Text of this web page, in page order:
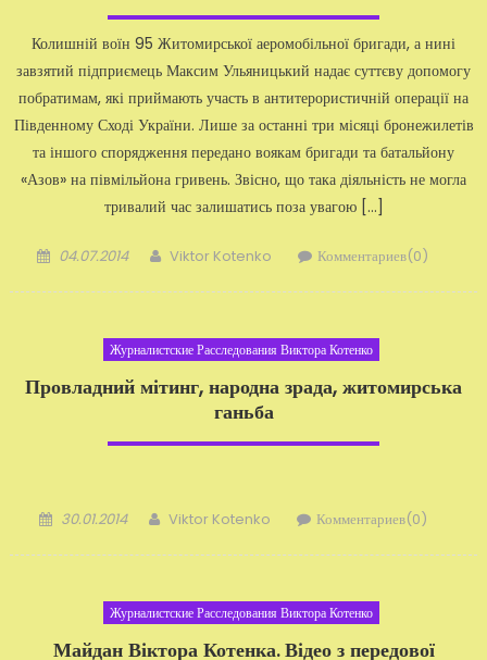
Колишній воїн 95 Житомирської аеромобільної бригади, а нині
завзятий підприємець Максим Ульяницький надає суттєву допомогу
побратимам, які приймають участь в антитерористичній операції на
Південному Сході України. Лише за останні три місяці бронежилетів
та іншого спорядження передано воякам бригади та батальйону
«Азов» на півмільйона гривень. Звісно, що така діяльність не могла
тривалий час залишатись поза увагою […]
Добавлено
04.07.2014 Автор
Viktor Kotenko Комментариев(0)
Журналистские Расследования Виктора Котенко
Провладний мітинг, народна зрада, житомирська
ганьба
Добавлено
30.01.2014 Автор
Viktor Kotenko Комментариев(0)
Журналистские Расследования Виктора Котенко
Майдан Віктора Котенка. Відео з передової